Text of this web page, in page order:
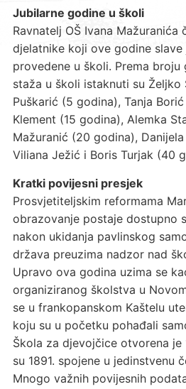
Jubilarne godine u školi
Ravnatelj OŠ Ivana
djelatnike koji ove godine
provedene u školi. Prema
staža u školi istaknuti su Željko
Puškarić (5 godina), Tanja
Klement (15 godina), Alemka
Mažuranić (20 godina),
Viliana Ježić i Boris Turjak (40
Kratki povijesni presjek
Prosvjetiteljskim reformama
obrazovanje postaje dostupno
nakon ukidanja pavlinskog
država preuzima nadzor nad
Upravo ova godina uzima se
organiziranog školstva u
se u frankopanskom Kaštelu
koju su u početku pohađali
Škola za djevojčice otvorena je
su 1891. spojene u jedinstvenu
Mnogo važnih povijesnih